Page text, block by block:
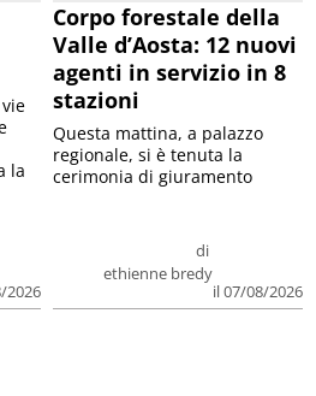
2026
la
Corpo forestale della
Valle d’Aosta: 12 nuovi
agenti in servizio in 8
stazioni
di
ethienne bredy
il 07/08/2026
Questa mattina, a palazzo
regionale, si è tenuta la
cerimonia di giuramento